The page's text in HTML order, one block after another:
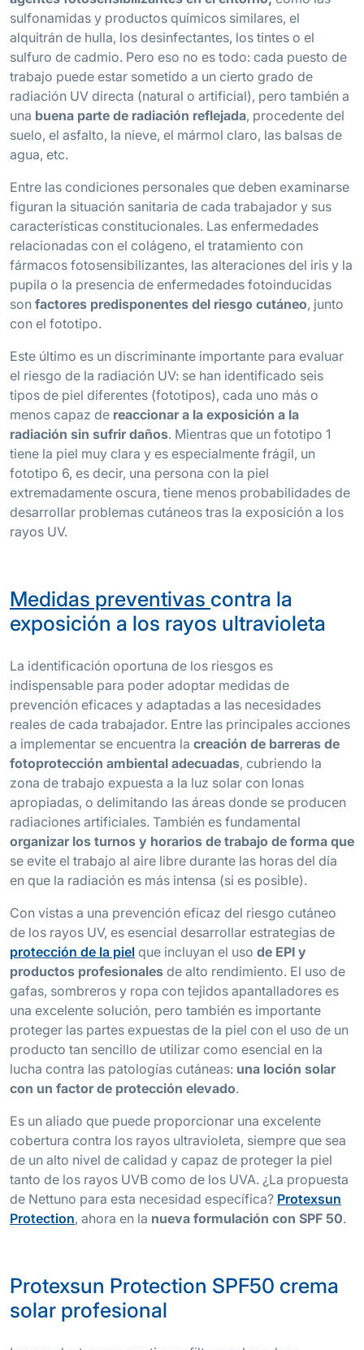
sulfonamidas y productos químicos similares, el
alquitrán de hulla, los desinfectantes, los tintes o el
sulfuro de cadmio. Pero eso no es todo: cada puesto de
trabajo puede estar sometido a un cierto grado de
radiación UV directa (natural o artificial), pero también a
una buena parte de radiación reflejada, procedente del
suelo, el asfalto, la nieve, el mármol claro, las balsas de
agua, etc.
Entre las condiciones personales que deben examinarse
figuran la situación sanitaria de cada trabajador y sus
características constitucionales. Las enfermedades
relacionadas con el colágeno, el tratamiento con
fármacos fotosensibilizantes, las alteraciones del iris y la
pupila o la presencia de enfermedades fotoinducidas
son factores predisponentes del riesgo cutáneo, junto
con el fototipo.
Este último es un discriminante importante para evaluar
el riesgo de la radiación UV: se han identificado seis
tipos de piel diferentes (fototipos), cada uno más o
menos capaz de reaccionar a la exposición a la
radiación sin sufrir daños. Mientras que un fototipo 1
tiene la piel muy clara y es especialmente frágil, un
fototipo 6, es decir, una persona con la piel
extremadamente oscura, tiene menos probabilidades de
desarrollar problemas cutáneos tras la exposición a los
rayos UV.
Medidas preventivas contra la
exposición a los rayos ultravioleta
La identificación oportuna de los riesgos es
indispensable para poder adoptar medidas de
prevención eficaces y adaptadas a las necesidades
reales de cada trabajador. Entre las principales acciones
a implementar se encuentra la creación de barreras de
fotoprotección ambiental adecuadas, cubriendo la
zona de trabajo expuesta a la luz solar con lonas
apropiadas, o delimitando las áreas donde se producen
radiaciones artificiales. También es fundamental
organizar los turnos y horarios de trabajo de forma que
se evite el trabajo al aire libre durante las horas del día
en que la radiación es más intensa (si es posible).
Con vistas a una prevención eficaz del riesgo cutáneo
de los rayos UV, es esencial desarrollar estrategias de
protección de la piel que incluyan el uso de EPI y
productos profesionales de alto rendimiento. El uso de
gafas, sombreros y ropa con tejidos apantalladores es
una excelente solución, pero también es importante
proteger las partes expuestas de la piel con el uso de un
producto tan sencillo de utilizar como esencial en la
lucha contra las patologías cutáneas: una loción solar
con un factor de protección elevado.
Es un aliado que puede proporcionar una excelente
cobertura contra los rayos ultravioleta, siempre que sea
de un alto nivel de calidad y capaz de proteger la piel
tanto de los rayos UVB como de los UVA. ¿La propuesta
de Nettuno para esta necesidad específica? Protexsun
Protection, ahora en la nueva formulación con SPF 50.
Protexsun Protection SPF50 crema
solar profesional